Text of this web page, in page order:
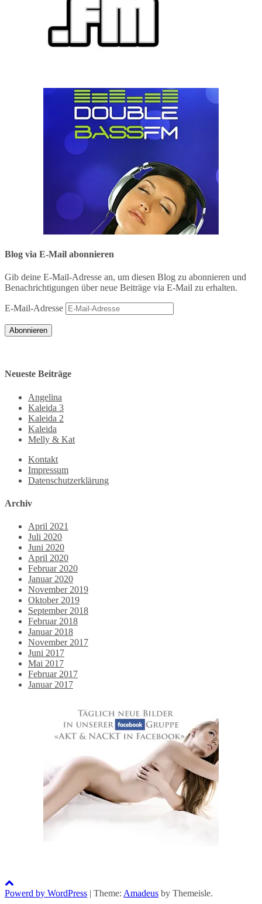
Blog via E-Mail abonnieren
Gib deine E-Mail-Adresse an, um diesen Blog zu abonnieren und
Benachrichtigungen über neue Beiträge via E-Mail zu erhalten.
E-Mail-Adresse
Abonnieren
Neueste Beiträge
Angelina
Kaleida 3
Kaleida 2
Kaleida
Melly & Kat
Kontakt
Impressum
Datenschutzerklärung
Archiv
April 2021
Juli 2020
Juni 2020
April 2020
Februar 2020
Januar 2020
November 2019
Oktober 2019
September 2018
Februar 2018
Januar 2018
November 2017
Juni 2017
Mai 2017
Februar 2017
Januar 2017
Powerd by WordPress | Theme: Amadeus by Themeisle.